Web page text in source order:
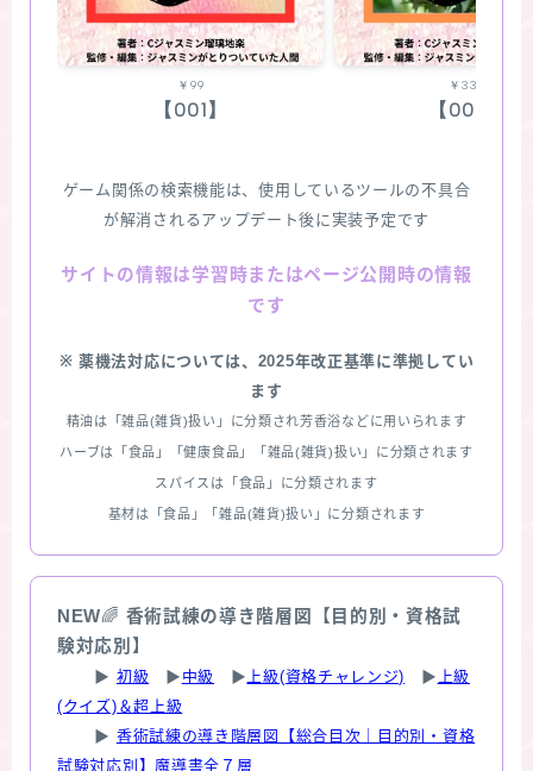
￥99
【001】
￥330
【002】
ゲーム関係の検索機能は、使用しているツールの不具合
が解消されるアップデート後に実装予定です
サイトの情報は学習時またはページ公開時の情報
です
※ 薬機法対応については、2025年改正基準に準拠してい
ます
精油は「雑品(雑貨)扱い」に分類され芳香浴などに用いられます
ハーブは「食品」「健康食品」「雑品(雑貨)扱い」に分類されます
スパイスは「食品」に分類されます
基材は「食品」「雑品(雑貨)扱い」に分類されます
NEW🌈 香術試練の導き階層図【目的別・資格試
験対応別】
▶ 初級 ▶ 中級 ▶ 上級(資格チャレンジ) ▶ 上級
(クイズ)＆超上級
▶ 香術試練の導き階層図【総合目次｜目的別・資格
試験対応別】魔導書全７層